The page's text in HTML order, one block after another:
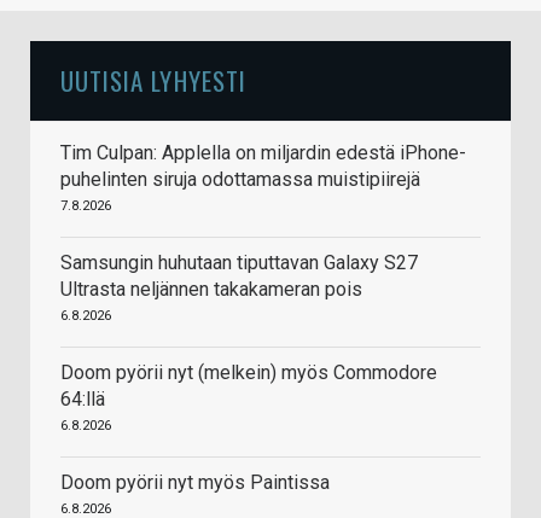
UUTISIA LYHYESTI
Tim Culpan: Applella on miljardin edestä iPhone-
puhelinten siruja odottamassa muistipiirejä
7.8.2026
Samsungin huhutaan tiputtavan Galaxy S27
Ultrasta neljännen takakameran pois
6.8.2026
Doom pyörii nyt (melkein) myös Commodore
64:llä
6.8.2026
Doom pyörii nyt myös Paintissa
6.8.2026